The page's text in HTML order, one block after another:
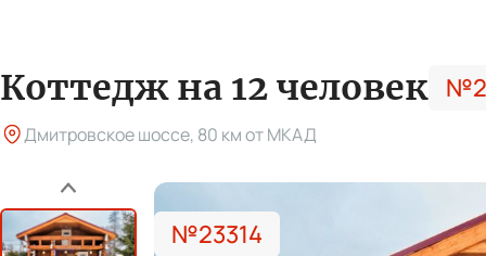
Коттедж на 12 человек
Дмитровское шоссе, 80 км от МКАД
№23314
Назад